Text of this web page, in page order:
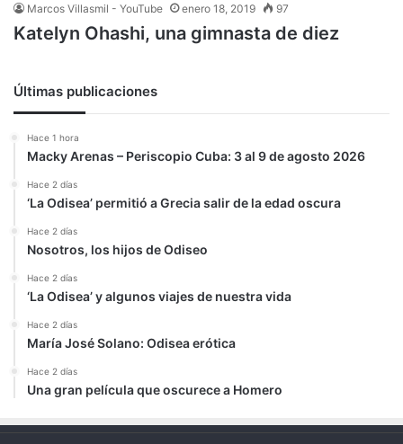
Marcos Villasmil - YouTube enero 18, 2019 97
Katelyn Ohashi, una gimnasta de diez
Últimas publicaciones
Hace 1 hora
Macky Arenas – Periscopio Cuba: 3 al 9 de agosto 2026
Hace 2 días
‘La Odisea’ permitió a Grecia salir de la edad oscura
Hace 2 días
Nosotros, los hijos de Odiseo
Hace 2 días
‘La Odisea’ y algunos viajes de nuestra vida
Hace 2 días
María José Solano: Odisea erótica
Hace 2 días
Una gran película que oscurece a Homero